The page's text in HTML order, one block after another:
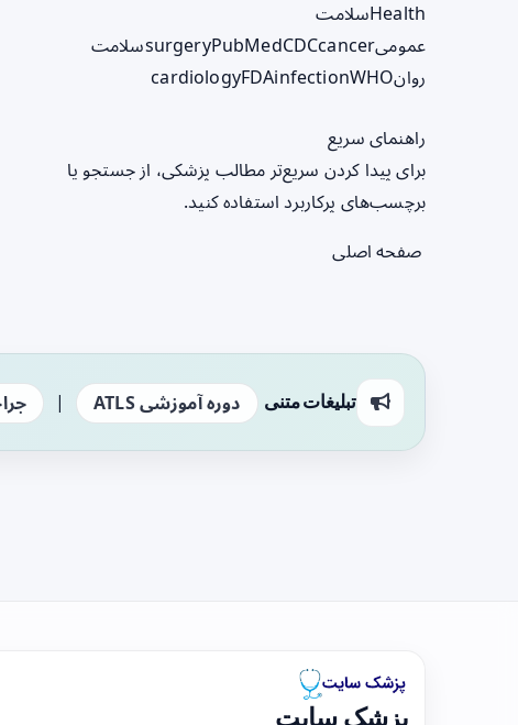
Healthسلامت
عمومی
surgeryPubMedCDCcancer
سلامت
روان
cardiologyFDAinfectionWHO
راهنمای سریع
برای پیدا کردن سریع‌تر مطالب پزشکی، از جستجو یا
برچسب‌های پرکاربرد استفاده کنید.
صفحه اصلی
تبلیغات متنی دوره آموزشی ATLS |
پزشک سایت